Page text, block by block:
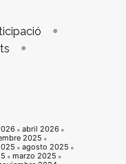
abril 2026
2025
agosto 2025
marzo 2025